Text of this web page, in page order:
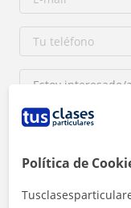
Al hacer clic, aceptas
Política de